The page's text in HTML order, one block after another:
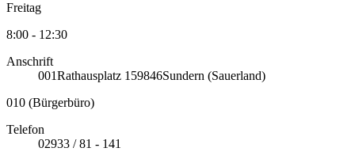
Freitag
8:00 - 12:30
Anschrift
001Rathausplatz 1 59846Sundern (Sauerland)
010 (Bürgerbüro)
Telefon
02933 / 81 - 141